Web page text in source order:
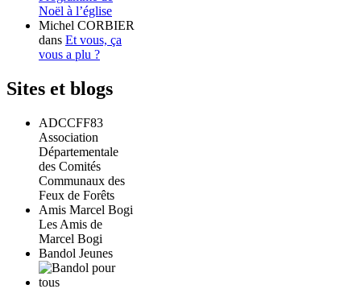
Noël à l’église
Michel CORBIER
dans Et vous, ça
vous a plu ?
Sites et blogs
ADCCFF83
Association
Départementale
des Comités
Communaux des
Feux de Forêts
Amis Marcel Bogi
Les Amis de
Marcel Bogi
Bandol Jeunes